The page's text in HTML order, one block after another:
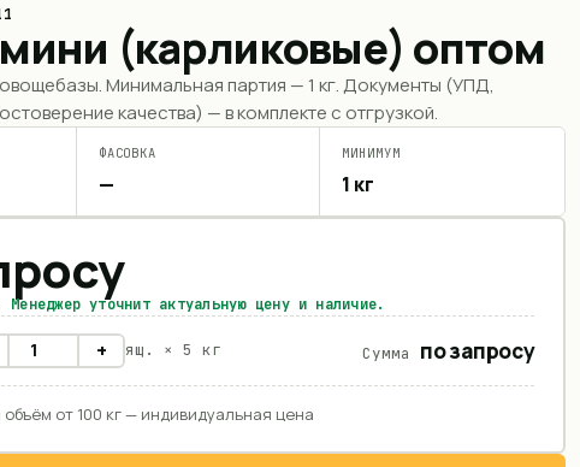
(карликовые) оптом
Минимальная партия —1 кг. Документы (УПД,
качества) — в комплекте с отгрузкой.
ФАСОВКА
—
МИНИМУМ
1 кг
Менеджер уточнит актуальную цену и наличие.
+ ящ. × 5 кг Сумма по запросу
объём от 100 кг — индивидуальная цена